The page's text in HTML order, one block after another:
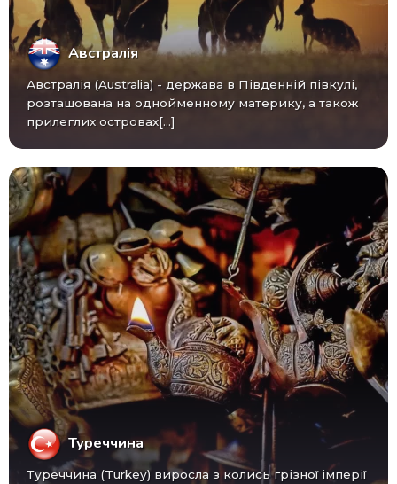
Австралія
Австралія (Australia) - ​​держава в Південній півкулі,
розташована на однойменному материку, а також
прилеглих островах[...]
Туреччина
Туреччина (Turkey) виросла з колись грізної імперії